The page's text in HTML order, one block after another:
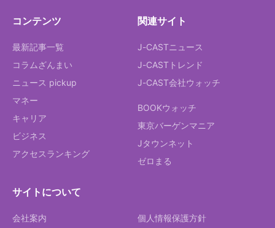
コンテンツ
最新記事一覧
コラムざんまい
ニュース pickup
マネー
キャリア
ビジネス
アクセスランキング
関連サイト
J-CASTニュース
J-CASTトレンド
J-CAST会社ウォッチ
BOOKウォッチ
東京バーゲンマニア
Jタウンネット
ゼロまる
サイトについて
会社案内 個人情報保護方針